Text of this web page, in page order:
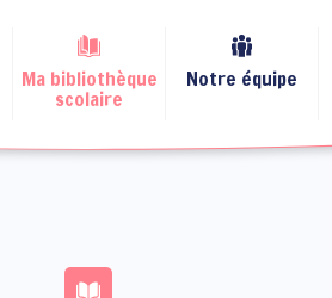
Ma bibliothèque
scolaire
Notre équipe